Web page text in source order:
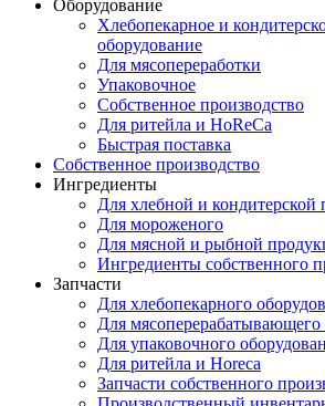
Оборудование
Хлебопекарное и
оборудование
Для мясопереработки
Упаковочное
Собственное производство
Для ритейла и HoReCa
Быстрая поставка
Собственное производство
Ингредиенты
Для хлебной и кондитерской
Для мороженого
Для мясной и рыбной
Ингредиенты собственного
Запчасти
Для хлебопекарного
Для мясоперерабатывающего
Для упаковочного
Для ритейла и Horeca
Запчасти собственного